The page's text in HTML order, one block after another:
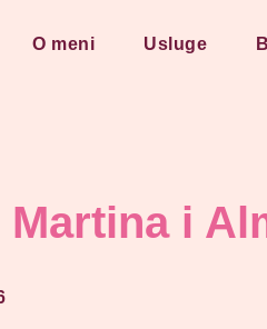
O meni Usluge
Martina i